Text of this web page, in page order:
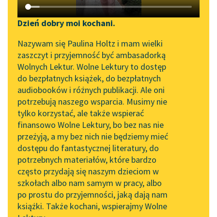
Katalog DAISY
Podkasty o książkach
Zgłoś brak utworu
Aktualności
Zapraszamy na spotkanie
online z tłumaczkami
literatury skandynawskiej
Spotkanie z Katarzyną
Tunkiel w Oslo
Wolne Lektury na 32.
Pol’and’Rock Festivalu
„Kochanek Lady
Chatterley” do słuchania
na Wolnych Lekturach
Nowy audiobook –
Narzędzia
Mapa Wolnych Lektur
Leśmianator
Przewodnik dla piszących i
czytających
API
OAI-PMH
Widget Wolnych Lektur
Przypisy
Dzień dobry moi kochani.
Nazywam się Paulina Holtz i mam wielki
zaszczyt i przyjemność być ambasadorką
Wolnych Lektur. Wolne Lektury to dostęp
do bezpłatnych książek, do bezpłatnych
audiobooków i różnych publikacji. Ale oni
potrzebują naszego wsparcia. Musimy nie
tylko korzystać, ale także wspierać
finansowo Wolne Lektury, bo bez nas nie
przeżyją, a my bez nich nie będziemy mieć
dostępu do fantastycznej literatury, do
potrzebnych materiałów, które bardzo
często przydają się naszym dzieciom w
szkołach albo nam samym w pracy, albo
po prostu do przyjemności, jaką dają nam
książki. Także kochani, wspierajmy Wolne
Lucy Maud Montgomery
— Nie sądzę, aby
diabeł był aż tak
brzydki — rzekła ciotka
Jakubina w zamyśleniu.
— Nie wyrządzałby...
Czytaj więcej
Motyw: Uroda